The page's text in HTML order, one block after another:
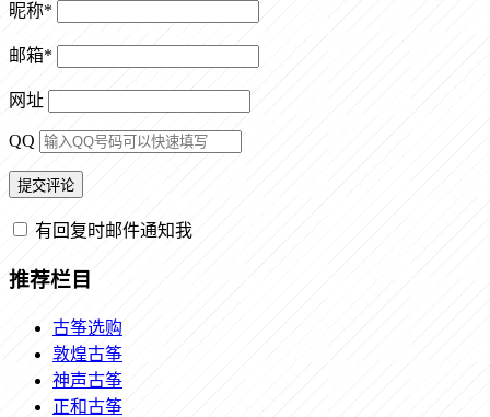
昵称*
邮箱*
网址
QQ
有回复时邮件通知我
推荐栏目
古筝选购
敦煌古筝
神声古筝
正和古筝